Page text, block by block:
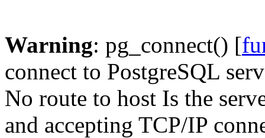
Warning: pg_connect() [
connect to PostgreSQL
No route to host Is the
and accepting TCP/IP